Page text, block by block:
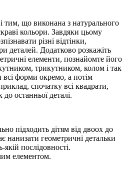
тим, що виконана з натурального
кольори. Завдяки цьому
різні відтінки,
деталей. Додатково розкажіть
елементи, познайомте його
трикутником, колом і так
форми окремо, а потім
спочатку всі квадрати,
останньої деталі.
підходить дітям від двоох до
нанизати геометричні детальки
послідовності.
елементом.